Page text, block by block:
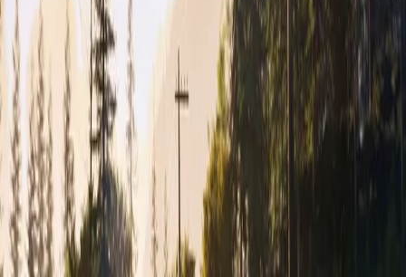
Náhradné diely
Dostupné diely na servis
Číslo dielu Názov Cena
Kontakt
Náhradné diely a príslušenstvo
OMNIA MOTORS, a.s., Tomášikova 30, 821 01 Bratislava